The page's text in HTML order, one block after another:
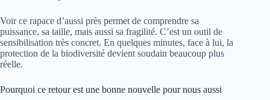
Voir ce rapace d’aussi près permet de comprendre sa
puissance, sa taille, mais aussi sa fragilité. C’est un outil de
sensibilisation très concret. En quelques minutes, face à lui, la
protection de la biodiversité devient soudain beaucoup plus
réelle.
Pourquoi ce retour est une bonne nouvelle pour nous aussi